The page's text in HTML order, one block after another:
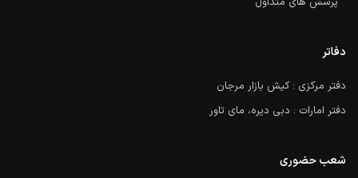
دفاتر
دفتر مرکزی : کیش بازار مرجان
دفتر امارات : دبی دیره، مای تاور
شعب حضوری